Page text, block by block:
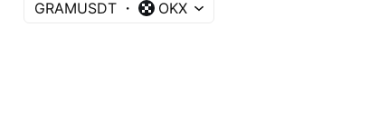
GRAMUSDT OKX